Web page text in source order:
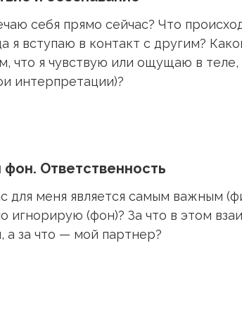
себя прямо сейчас? Что
я вступаю в контакт с другим?
что я чувствую или ощущаю в теле,
интерпретации)?
фон. Ответственность
для меня является самым важным
игнорирую (фон)? За что в этом
а за что — мой партнер?